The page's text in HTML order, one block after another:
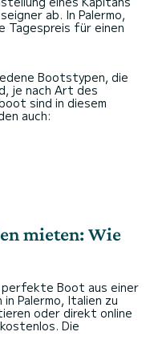
ab. In Palermo,
Tagespreis für einen
Bootstypen, die
je nach Art des
sind in diesem
auch:
mieten: Wie
perfekte Boot aus einer
Palermo, Italien zu
oder direkt online
Die